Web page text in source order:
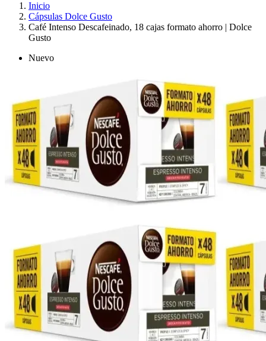
Inicio
Cápsulas Dolce Gusto
Café Intenso Descafeinado, 18 cajas formato ahorro | Dolce
Gusto
Nuevo